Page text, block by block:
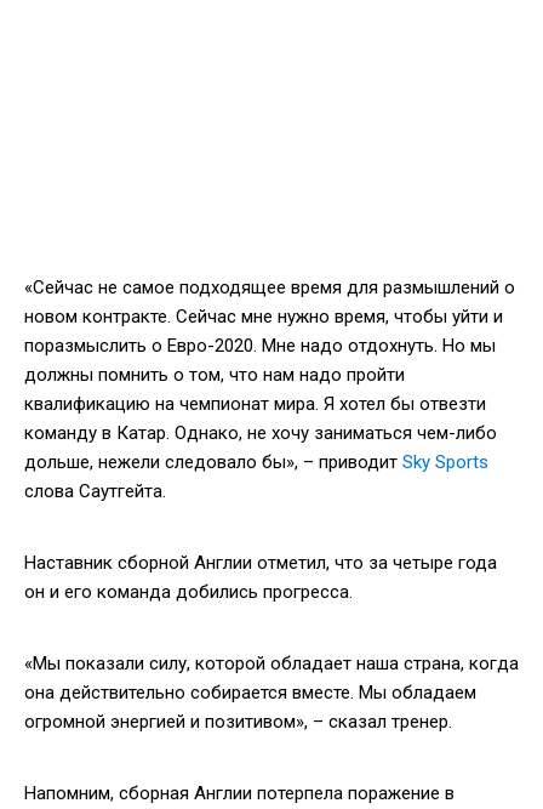
«Сейчас не самое подходящее время для размышлений о
новом контракте. Сейчас мне нужно время, чтобы уйти и
поразмыслить о Евро-2020. Мне надо отдохнуть. Но мы
должны помнить о том, что нам надо пройти
квалификацию на чемпионат мира. Я хотел бы отвезти
команду в Катар. Однако, не хочу заниматься чем-либо
дольше, нежели следовало бы», – приводит Sky Sports
слова Саутгейта.
Наставник сборной Англии отметил, что за четыре года
он и его команда добились прогресса.
«Мы показали силу, которой обладает наша страна, когда
она действительно собирается вместе. Мы обладаем
огромной энергией и позитивом», – сказал тренер.
Напомним, сборная Англии потерпела поражение в